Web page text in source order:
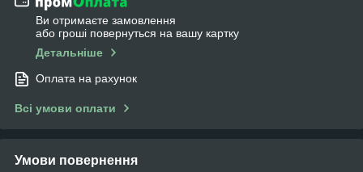
Ви отримаєте замовлення
або гроші повернуться на вашу картку
Детальніше
Оплата на рахунок
Всі умови оплати
Умови повернення